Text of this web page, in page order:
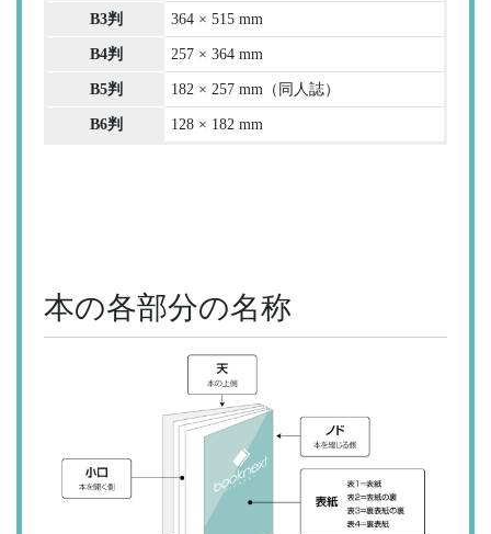
B3判
364 × 515 mm
B4判
257 × 364 mm
B5判
182 × 257 mm（同人誌）
B6判
128 × 182 mm
本の各部分の名称